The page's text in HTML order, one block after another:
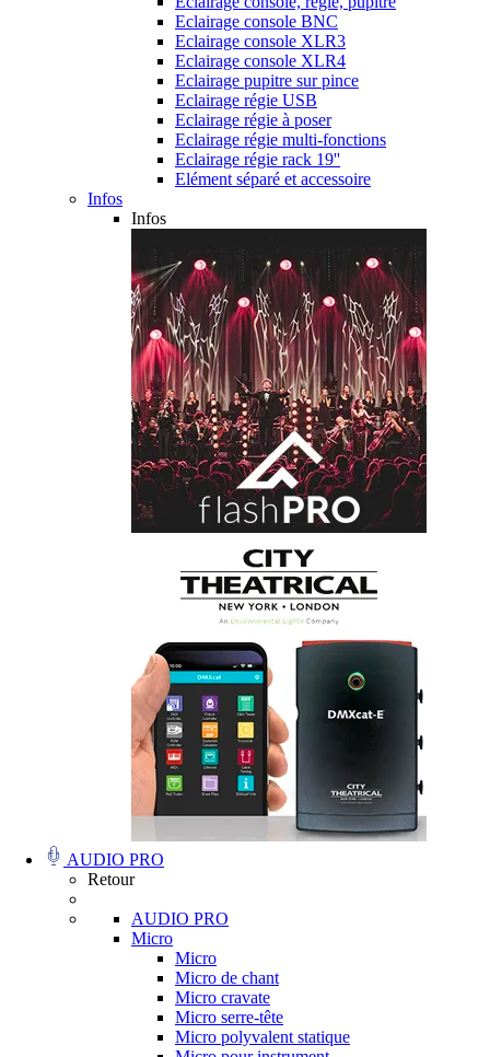
Eclairage console BNC
Eclairage console XLR3
Eclairage console XLR4
Eclairage pupitre sur pince
Eclairage régie USB
Eclairage régie à poser
Eclairage régie multi-fonctions
Eclairage régie rack 19''
Elément séparé et accessoire
Infos
Infos
AUDIO PRO
Retour
AUDIO PRO
Micro
Micro
Micro de chant
Micro cravate
Micro serre-tête
Micro polyvalent statique